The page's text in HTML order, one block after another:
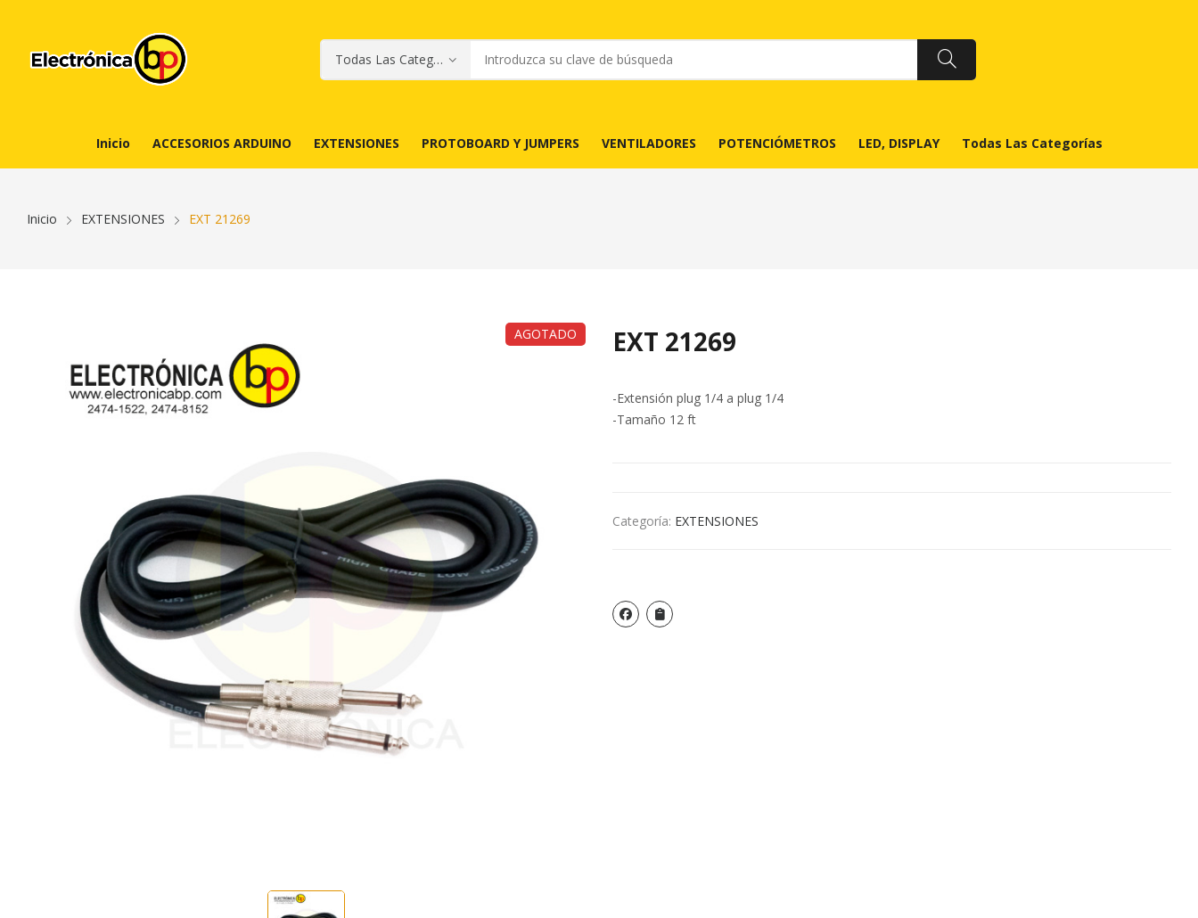
Inicio ACCESORIOS ARDUINO EXTENSIONES PROTOBOARD Y JUMPERS VENTILADORES POTENCIÓMETROS LED, DISPLAY Todas Las Categorías
Inicio EXTENSIONES EXT 21269
AGOTADO EXT 21269
-Extensión plug 1/4 a plug 1/4
-Tamaño 12 ft
Categoría: EXTENSIONES